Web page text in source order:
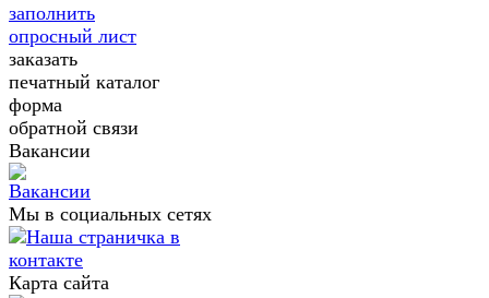
заполнить
опросный лист
заказать
печатный каталог
форма
обратной связи
Вакансии
Мы в социальных сетях
Карта сайта